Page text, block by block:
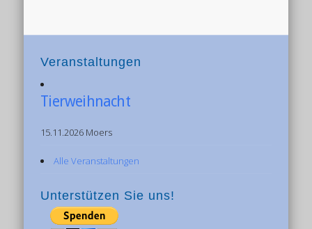
Veranstaltungen
Tierweihnacht
15.11.2026 Moers
Alle Veranstaltungen
Unterstützen Sie uns!